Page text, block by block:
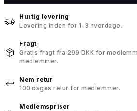
Hurtig levering
Levering inden for 1-3 hverdage.
Fragt
Gratis fragt fra 299 DKK for
medlemmer.
Nem retur
100 dages retur for medlemmer.
Medlemspriser